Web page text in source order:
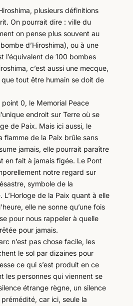
plusieurs définitions
On pourrait dire : ville du
on pense plus souvent au
d’Hiroshima), ou à une
l’équivalent de 100 bombes
c’est aussi une mecque,
tout être humain se doit de
0, le Memorial Peace
endroit sur Terre où se
de Paix. Mais ici aussi, le
flamme de la Paix brûle sans
jamais, elle pourrait paraître
en fait à jamais figée. Le Pont
notre regard sur
symbole de la
de la Paix quant à elle
elle ne sonne qu’une fois
pour nous rappeler à quelle
pour jamais.
n’est pas chose facile, les
le sol par dizaines pour
ce qui s’est produit en ce
les personnes qui viennent se
étrange règne, un silence
car ici, seule la